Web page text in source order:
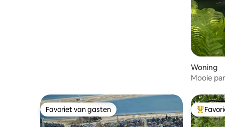
Woning
Mooie
Favoriet van gasten
Favoriet van gasten